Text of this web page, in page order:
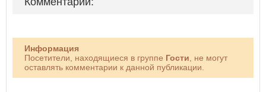
Информация
Посетители, находящиеся в группе Гости , не могут
оставлять комментарии к данной публикации.